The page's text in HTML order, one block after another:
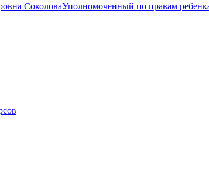
Уполномоченный по правам